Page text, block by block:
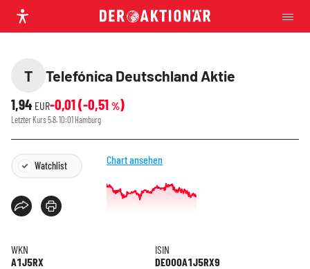
T
Telefónica Deutschland Aktie
1,94 EUR-0,01(-0,51 %)
Letzter Kurs5.8. 10:01 Hamburg
Watchlist Chart ansehen
WKN
A1J5RX
ISIN
DE000A1J5RX9